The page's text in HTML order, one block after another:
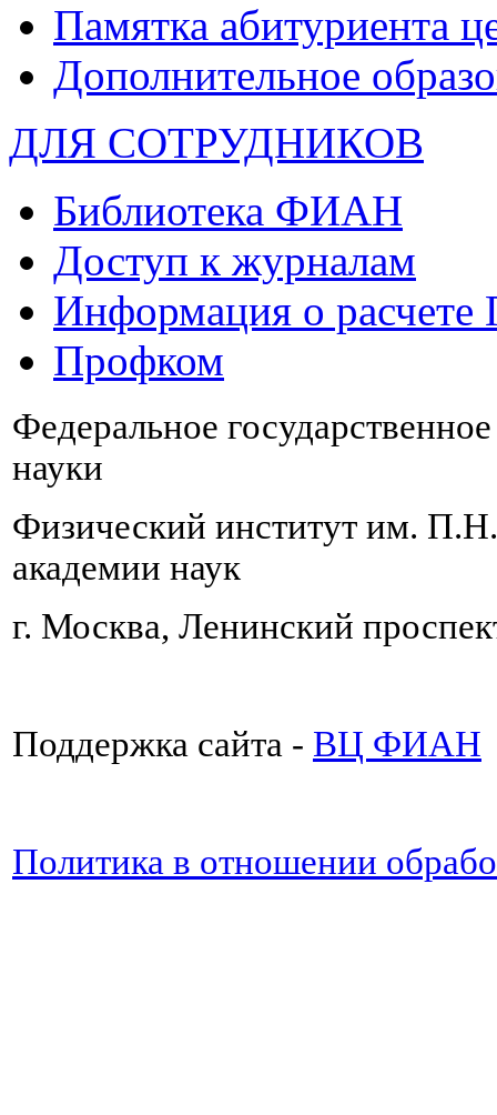
Памятка абитуриента
Дополнительное
ДЛЯ СОТРУДНИКОВ
Библиотека ФИАН
Доступ к журналам
Информация о
Профком
Федеральное
науки
Физический институт им.
академии наук
г. Москва, Ленинский
Поддержка сайта - ВЦ ФИАН
Политика в отношении